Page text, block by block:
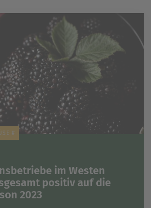
#
im Westen
positiv auf die
2023